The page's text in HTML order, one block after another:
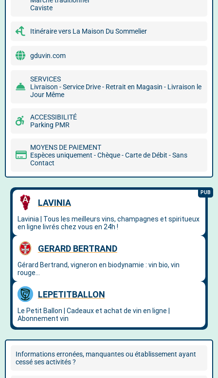
Caviste
Itinéraire vers La Maison Du Sommelier
gduvin.com
SERVICES
Livraison - Service Drive - Retrait en Magasin - Livraison le
Jour Même
ACCESSIBILITÉ
Parking PMR
MOYENS DE PAIEMENT
Espèces uniquement - Chèque - Carte de Débit - Sans
Contact
Informations erronées, manquantes ou établissement ayant
cessé ses activités ?